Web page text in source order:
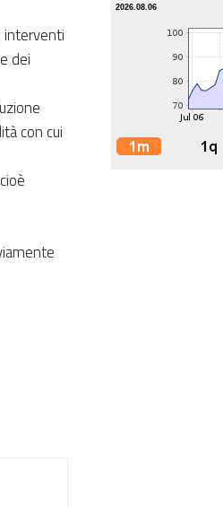
interventi
dei
con cui
2026.08.06